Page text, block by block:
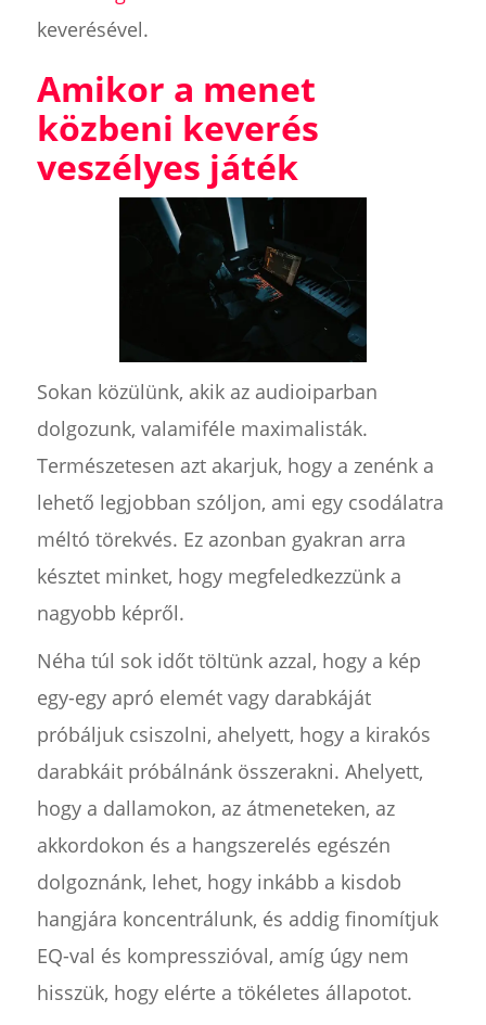
keverésével.
Amikor a menet
közbeni keverés
veszélyes játék
Sokan közülünk, akik az audioiparban
dolgozunk, valamiféle maximalisták.
Természetesen azt akarjuk, hogy a zenénk a
lehető legjobban szóljon, ami egy csodálatra
méltó törekvés. Ez azonban gyakran arra
késztet minket, hogy megfeledkezzünk a
nagyobb képről.
Néha túl sok időt töltünk azzal, hogy a kép
egy-egy apró elemét vagy darabkáját
próbáljuk csiszolni, ahelyett, hogy a kirakós
darabkáit próbálnánk összerakni. Ahelyett,
hogy a dallamokon, az átmeneteken, az
akkordokon és a hangszerelés egészén
dolgoznánk, lehet, hogy inkább a kisdob
hangjára koncentrálunk, és addig finomítjuk
EQ-val és kompresszióval, amíg úgy nem
hisszük, hogy elérte a tökéletes állapotot.